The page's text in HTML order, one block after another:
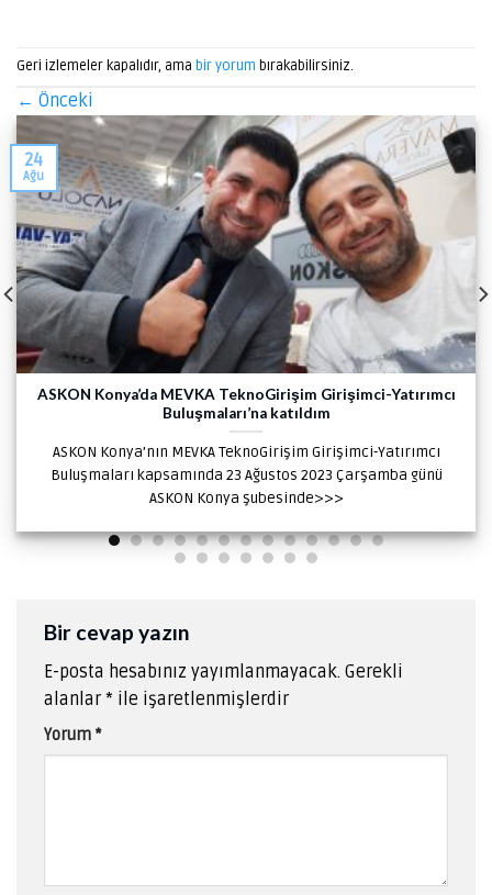
Geri izlemeler kapalıdır, ama bir yorum bırakabilirsiniz.
← Önceki
ASKON Konya’da MEVKA TeknoGirişim Girişimci-Yatırımcı
Buluşmaları’na katıldım
ASKON Konya’nın MEVKA TeknoGirişim Girişimci-Yatırımcı
Buluşmaları kapsamında 23 Ağustos 2023 Çarşamba günü
ASKON Konya şubesinde>>>
24
Ağu
Bir cevap yazın
E-posta hesabınız yayımlanmayacak. Gerekli
alanlar * ile işaretlenmişlerdir
Yorum *